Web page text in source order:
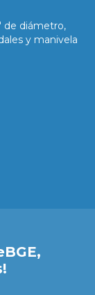
de diámetro,
y manivela